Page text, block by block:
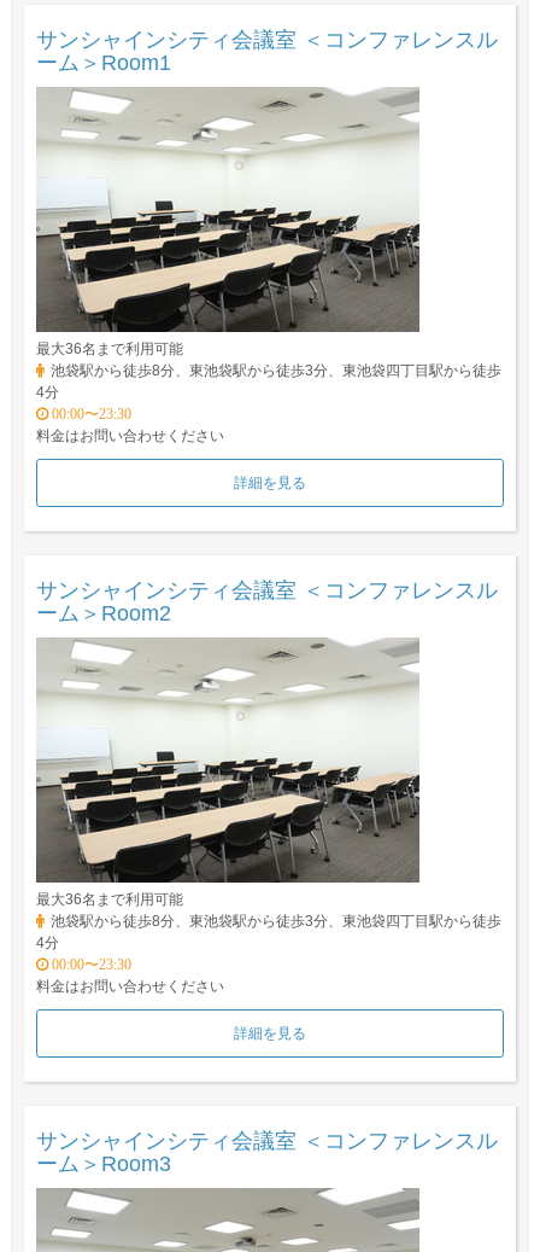
サンシャインシティ会議室 ＜コンファレンスル
ーム＞Room1
最大36名まで利用可能
池袋駅から徒歩8分、東池袋駅から徒歩3分、東池袋四丁目駅から徒歩
4分
00:00〜23:30
料金はお問い合わせください
詳細を見る
サンシャインシティ会議室 ＜コンファレンスル
ーム＞Room2
最大36名まで利用可能
池袋駅から徒歩8分、東池袋駅から徒歩3分、東池袋四丁目駅から徒歩
4分
00:00〜23:30
料金はお問い合わせください
詳細を見る
サンシャインシティ会議室 ＜コンファレンスル
ーム＞Room3